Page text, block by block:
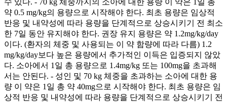
수 있다. - 70 kg 체중까지의 소아에 대한 용량 이 약은 1일 총
약 0.5 mg/kg의 용량으로 시작해야 한다. 최초 용량은 임상적
반응 및 내약성에 따라 용량을 단계적으로 상승시키기 전 최소
한 7일 동안 유지해야 한다. 권장 유지 용량은 약 1.2mg/kg/day
이다. (환자의 체중 및 사용되는 이 약 함량에 따라 다름) 1.2
mg/kg/day보다 높은 용량에서 추가적인 이득은 입증되지 않았
다. 소아에서 1일 총 용량으로 1.4mg/kg 또는 100mg을 초과해
서는 안된다. - 성인 및 70 kg 체중을 초과하는 소아에 대한 용
량 이 약은 1일 총 약 40mg으로 시작해야 한다. 최초 용량은 임
상적 반응 및 내약성에 따라 용량을 단계적으로 상승시키기 전